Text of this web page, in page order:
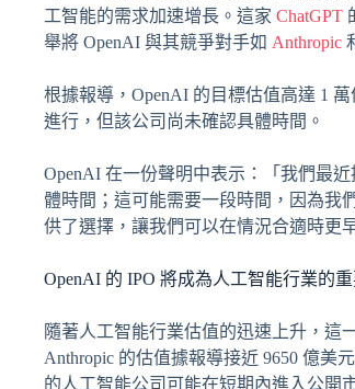
工智能的需求加速增長。這家 ChatGPT
舉將 OpenAI 與其競爭對手如 Anthropic
根據報導，OpenAI 的目標估值高達 1
進行，但該公司尚未確認具體時間。
OpenAI 在一份聲明中表示：「我們最
體時間；這可能需要一段時間，因為我
供了選擇，讓我們可以在情況合適時更
OpenAI 的 IPO 將成為人工智能行業的
隨著人工智能行業估值的迅速上升，這
Anthropic 的估值據報導接近 9650 億美
的人工智能公司可能在短期內進入公開